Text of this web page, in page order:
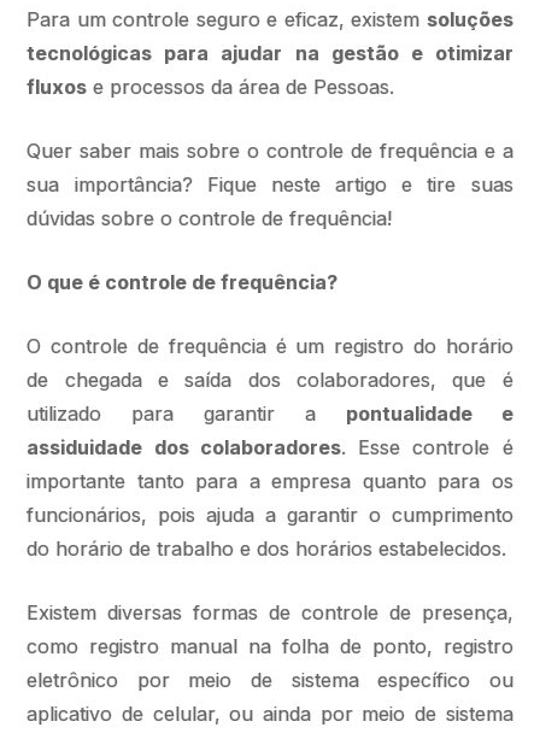
Para um controle seguro e eficaz, existem soluções
tecnológicas para ajudar na gestão e otimizar
fluxos e processos da área de Pessoas.
Quer saber mais sobre o controle de frequência e a
sua importância? Fique neste artigo e tire suas
dúvidas sobre o controle de frequência!
O que é controle de frequência?
O controle de frequência é um registro do horário
de chegada e saída dos colaboradores, que é
utilizado para garantir a pontualidade e
assiduidade dos colaboradores. Esse controle é
importante tanto para a empresa quanto para os
funcionários, pois ajuda a garantir o cumprimento
do horário de trabalho e dos horários estabelecidos.
Existem diversas formas de controle de presença,
como registro manual na folha de ponto, registro
eletrônico por meio de sistema específico ou
aplicativo de celular, ou ainda por meio de sistema